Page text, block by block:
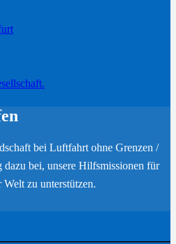
bei Luftfahrt ohne Grenzen /
bei, unsere Hilfsmissionen für
zu unterstützen.